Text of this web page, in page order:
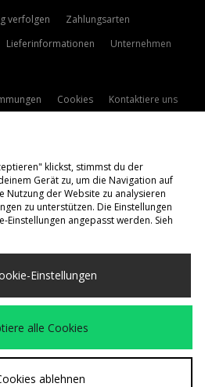
verfolgen
Zahlungsarten
Lieferinformationen Unternehmen
Cookies
Kontaktiere uns
Nach
folgenden Zahlungsmethoden
Website auf
klickst, stimmst du der
Gerät zu, um die Navigation auf
Nutzung der Website zu analysieren
zu unterstützen. Die Einstellungen
angepasst werden. Sieh
Einstellungen
alle Cookies
ablehnen